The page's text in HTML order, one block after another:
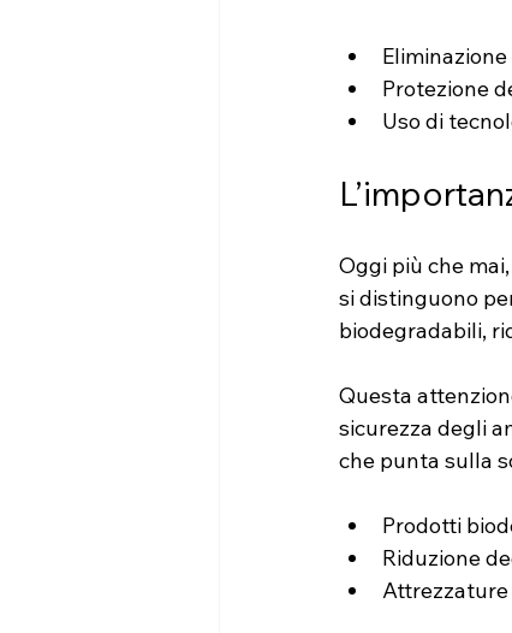
Protezione
Uso di
Oggi più che
si distinguono
biodegradabili,
Questa
sicurezza degli
che punta sulla
Prodotti
Riduzione
Attrezzature